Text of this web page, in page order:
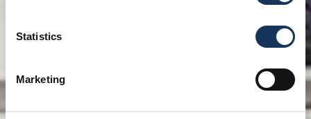
Statistics
Marketing